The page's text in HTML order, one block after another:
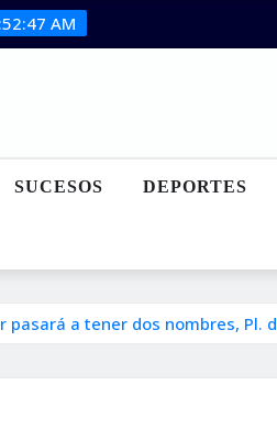
AM
SUCESOS DEPORTES
pasará a tener dos nombres, Pl.